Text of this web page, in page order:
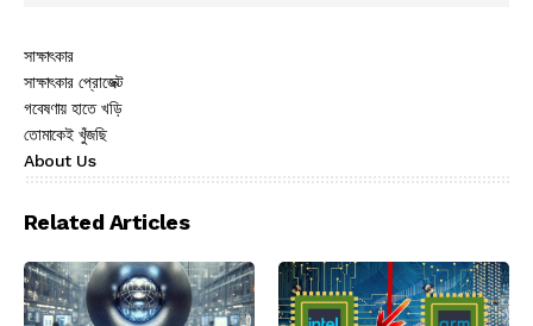
সাক্ষাৎকার
সাক্ষাৎকার প্রোজেক্ট
গবেষণায় হাতে খড়ি
তোমাকেই খুঁজছি
About Us
Related Articles